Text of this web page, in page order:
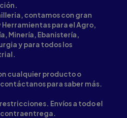
contamos con gran
para el Agro,
Minería, Ebanistería,
y para todos los
cualquier producto o
para saber más.
Envíos a todo el
contraentrega.